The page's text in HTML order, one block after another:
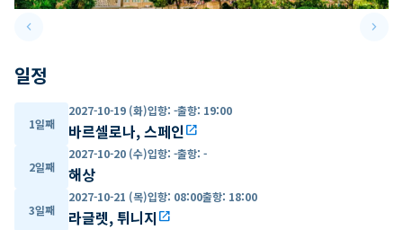
keyboard_arrow_leftPrevious slide keyboard_arrow_right
일정
1일째
2027-10-19 (화)입항: -출항: 19:00
바르셀로나, 스페인open_in_new
2일째
2027-10-20 (수)입항: -출항: -
해상
3일째
2027-10-21 (목)입항: 08:00출항: 18:00
라글렛, 튀니지 open_in_new